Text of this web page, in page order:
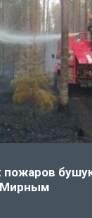
пожаров
Мирным